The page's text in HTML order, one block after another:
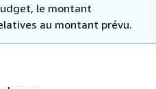
le montant
au montant prévu.